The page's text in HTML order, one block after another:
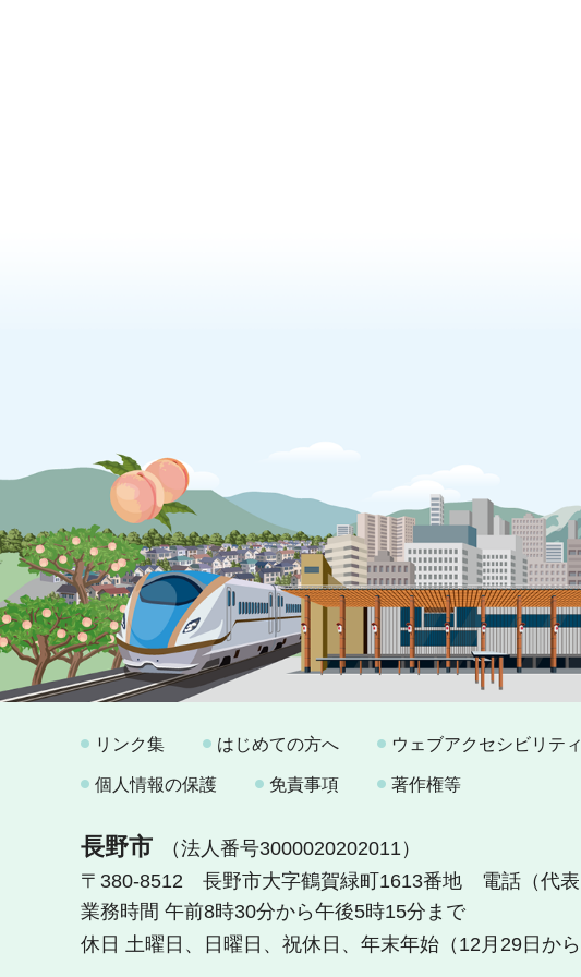
リンク集 はじめての方へ ウェブアクセシビリティ
個人情報の保護 免責事項 著作権等
長野市
（法人番号3000020202011）
〒380-8512 長野市大字鶴賀緑町1613番地
電話（代
業務時間 午前8時30分から午後5時15分まで
休日 土曜日、日曜日、祝休日、年末年始（12月29日から